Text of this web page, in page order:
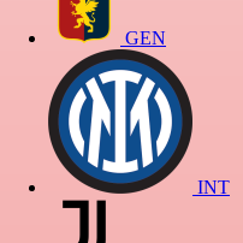
GEN
INT